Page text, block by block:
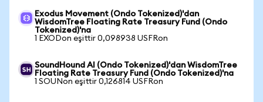
Exodus Movement (Ondo Tokenized)'dan
WisdomTree Floating Rate Treasury Fund (Ondo
Tokenized)'na
1 EXODon eşittir 0,098938 USFRon
SoundHound AI (Ondo Tokenized)'dan WisdomTree
Floating Rate Treasury Fund (Ondo Tokenized)'na
1 SOUNon eşittir 0,126814 USFRon